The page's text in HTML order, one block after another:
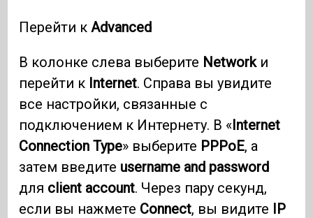
Перейти кAdvanced
В колонке слева выберите Networkи
перейти к Internet. Справа вы увидите
все настройки, связанные с
подключением к Интернету. В «Internet
Connection Type» выберите PPPoE, а
затем введите username and password
для client account. Через пару секунд,
если вы нажмете Connect, вы видите IP